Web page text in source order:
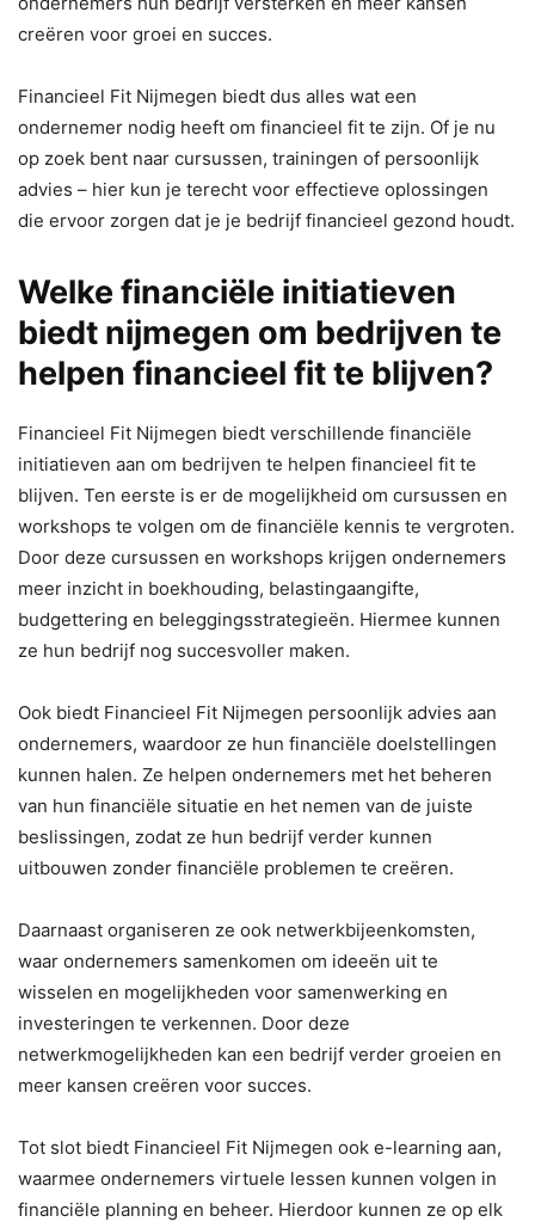
creëren voor groei en succes.
Financieel Fit Nijmegen biedt dus alles wat een
ondernemer nodig heeft om financieel fit te zijn. Of je nu
op zoek bent naar cursussen, trainingen of persoonlijk
advies – hier kun je terecht voor effectieve oplossingen
die ervoor zorgen dat je je bedrijf financieel gezond houdt.
Welke financiële initiatieven
biedt nijmegen om bedrijven te
helpen financieel fit te blijven?
Financieel Fit Nijmegen biedt verschillende financiële
initiatieven aan om bedrijven te helpen financieel fit te
blijven. Ten eerste is er de mogelijkheid om cursussen en
workshops te volgen om de financiële kennis te vergroten.
Door deze cursussen en workshops krijgen ondernemers
meer inzicht in boekhouding, belastingaangifte,
budgettering en beleggingsstrategieën. Hiermee kunnen
ze hun bedrijf nog succesvoller maken.
Ook biedt Financieel Fit Nijmegen persoonlijk advies aan
ondernemers, waardoor ze hun financiële doelstellingen
kunnen halen. Ze helpen ondernemers met het beheren
van hun financiële situatie en het nemen van de juiste
beslissingen, zodat ze hun bedrijf verder kunnen
uitbouwen zonder financiële problemen te creëren.
Daarnaast organiseren ze ook netwerkbijeenkomsten,
waar ondernemers samenkomen om ideeën uit te
wisselen en mogelijkheden voor samenwerking en
investeringen te verkennen. Door deze
netwerkmogelijkheden kan een bedrijf verder groeien en
meer kansen creëren voor succes.
Tot slot biedt Financieel Fit Nijmegen ook e-learning aan,
waarmee ondernemers virtuele lessen kunnen volgen in
financiële planning en beheer. Hierdoor kunnen ze op elk